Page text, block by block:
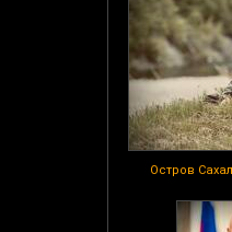
Остров